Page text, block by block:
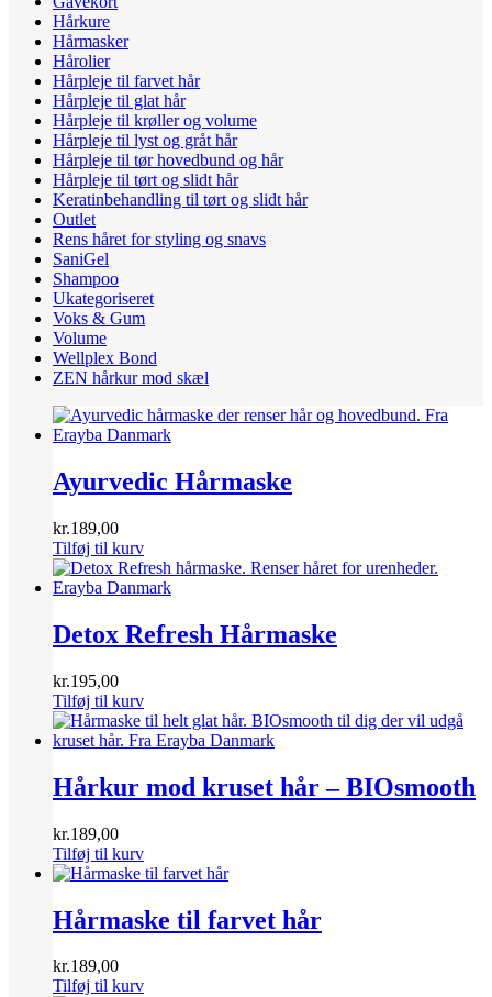
Hårkure
Hårmasker
Hårolier
Hårpleje til farvet hår
Hårpleje til glat hår
Hårpleje til krøller og volume
Hårpleje til lyst og gråt hår
Hårpleje til tør hovedbund og hår
Hårpleje til tørt og slidt hår
Keratinbehandling til tørt og slidt hår
Outlet
Rens håret for styling og snavs
SaniGel
Shampoo
Ukategoriseret
Voks & Gum
Volume
Wellplex Bond
ZEN hårkur mod skæl
Ayurvedic Hårmaske
kr.189,00
Tilføj til kurv
Detox Refresh Hårmaske
kr.195,00
Tilføj til kurv
Hårkur mod kruset hår – BIOsmooth
kr.189,00
Tilføj til kurv
Hårmaske til farvet hår
kr.189,00
Tilføj til kurv